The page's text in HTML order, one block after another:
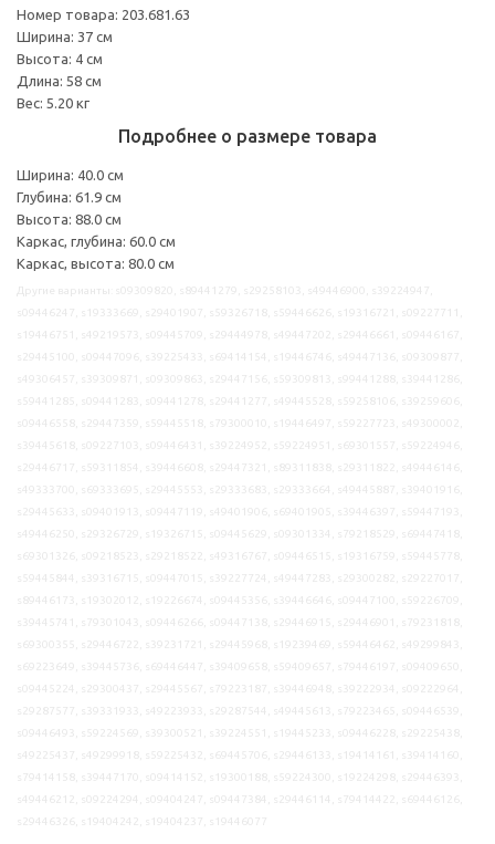
Номер товара: 203.681.63
Ширина: 37 см
Высота: 4 см
Длина: 58 см
Вес: 5.20 кг
Подробнее о размере товара
Ширина: 40.0 см
Глубина: 61.9 см
Высота: 88.0 см
Каркас, глубина: 60.0 см
Каркас, высота: 80.0 см